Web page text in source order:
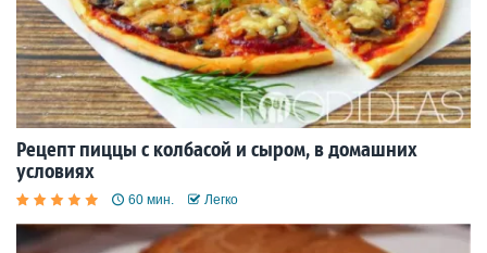
Рецепт пиццы с колбасой и сыром, в домашних
условиях
60 мин. Легко